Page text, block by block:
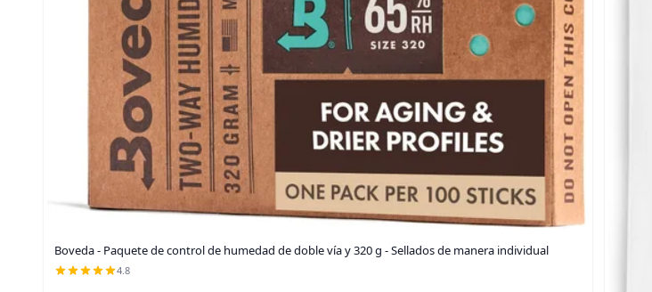
Boveda - Paquete de control de humedad de doble vía y 320 g - Sellados de manera individual
4.8